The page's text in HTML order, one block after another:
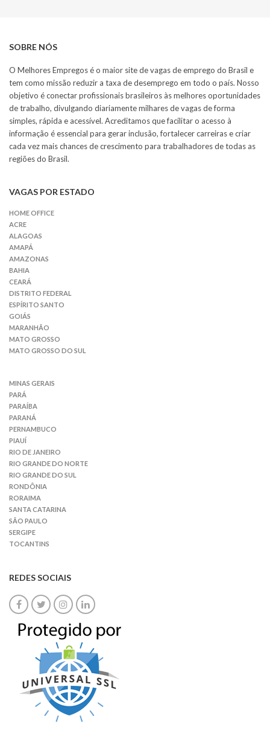
SOBRE NÓS
O Melhores Empregos é o maior site de vagas de emprego do Brasil e
tem como missão reduzir a taxa de desemprego em todo o país. Nosso
objetivo é conectar profissionais brasileiros às melhores oportunidades
de trabalho, divulgando diariamente milhares de vagas de forma
simples, rápida e acessível. Acreditamos que facilitar o acesso à
informação é essencial para gerar inclusão, fortalecer carreiras e criar
cada vez mais chances de crescimento para trabalhadores de todas as
regiões do Brasil.
VAGAS POR ESTADO
HOME OFFICE
ACRE
ALAGOAS
AMAPÁ
AMAZONAS
BAHIA
CEARÁ
DISTRITO FEDERAL
ESPÍRITO SANTO
GOIÁS
MARANHÃO
MATO GROSSO
MATO GROSSO DO SUL
MINAS GERAIS
PARÁ
PARAÍBA
PARANÁ
PERNAMBUCO
PIAUÍ
RIO DE JANEIRO
RIO GRANDE DO NORTE
RIO GRANDE DO SUL
RONDÔNIA
RORAIMA
SANTA CATARINA
SÃO PAULO
SERGIPE
TOCANTINS
REDES SOCIAIS